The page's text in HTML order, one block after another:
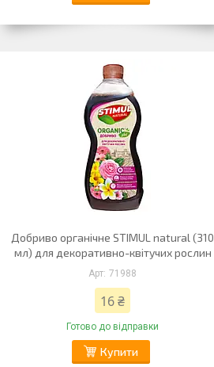
Добриво органічне STIMUL natural (310
мл) для декоративно-квітучих рослин
71988
16 ₴
Готово до відправки
Купити